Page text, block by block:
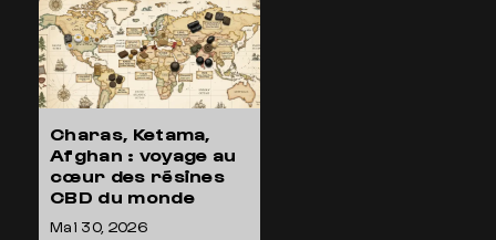
Charas, Ketama,
Afghan : voyage au
cœur des résines
CBD du monde
Mai 30, 2026